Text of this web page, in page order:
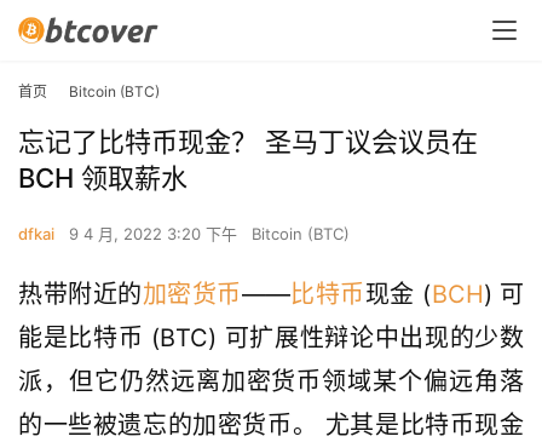
首页 Bitcoin (BTC)
忘记了比特币现金？ 圣马丁议会议员在
BCH 领取薪水
dfkai 9 4 月, 2022 3:20 下午 Bitcoin (BTC)
热带附近的加密货币——比特币现金 (BCH) 可
能是比特币 (BTC) 可扩展性辩论中出现的少数
派，但它仍然远离加密货币领域某个偏远角落
的一些被遗忘的加密货币。 尤其是比特币现金